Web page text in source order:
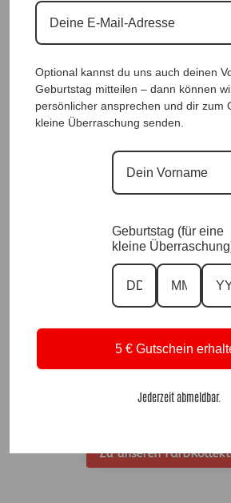
SeidenfeelTunika Dream Black |Gr.
Zu allen
Zu unseren Blusen &
Zu unseren
Optional kannst du uns auch deinen
Geburtstag mitteilen – dann können
persönlicher ansprechen und dir zum
kleine Überraschung senden.
Geburtstag (für eine
kleine
5 € Gutschein
Jederzeit abmeldbar.